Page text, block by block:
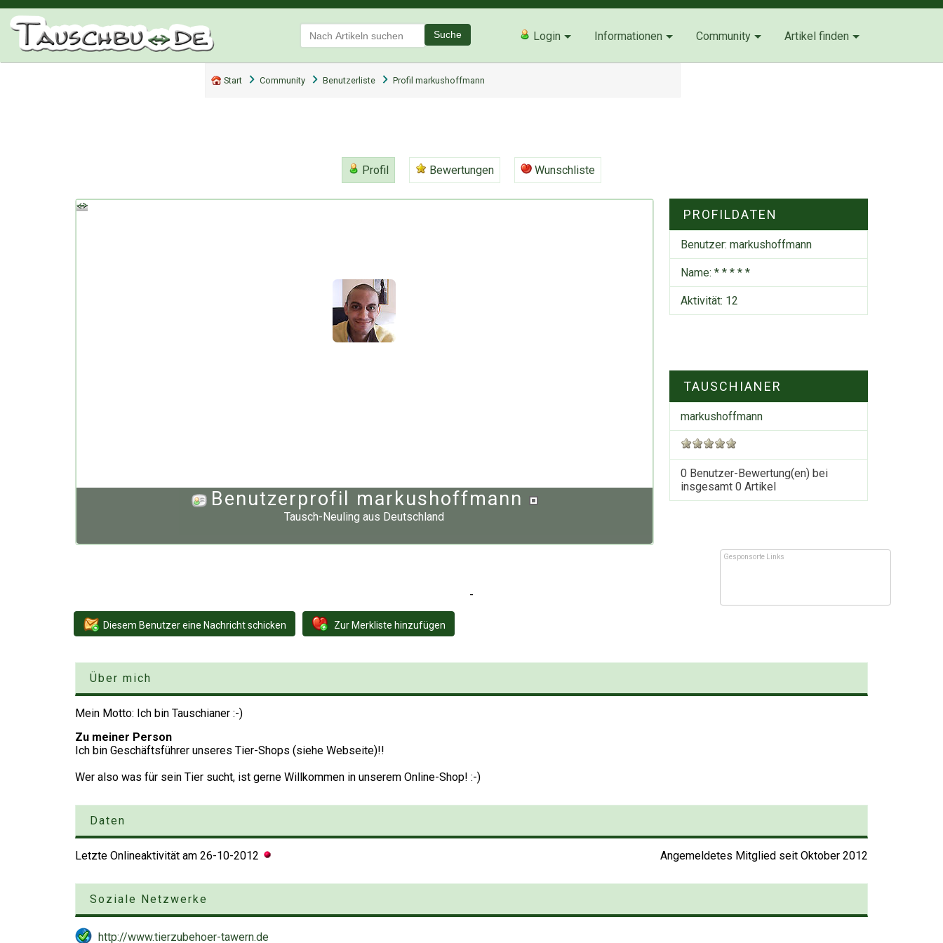
Suche Login Informationen Community Artikel finden
Start Community Benutzerliste Profil markushoffmann
Profil Bewertungen Wunschliste
Benutzerprofil markushoffmann
Tausch-Neuling aus Deutschland
PROFILDATEN
Benutzer:markushoffmann
Name: * * * * *
Aktivität: 12
TAUSCHIANER
markushoffmann
0 Benutzer-Bewertung(en) bei
insgesamt0 Artikel
Gesponsorte Links
-
Diesem Benutzer eine Nachricht schicken Zur Merkliste hinzufügen
Über mich
Mein Motto: Ich bin Tauschianer :-)
Zu meiner Person
Ich bin Geschäftsführer unseres Tier-Shops (siehe Webseite)!!
Wer also was für sein Tier sucht, ist gerne Willkommen in unserem Online-Shop! :-)
Daten
Angemeldetes Mitglied seit Oktober 2012
Letzte Onlineaktivität am 26-10-2012
Soziale Netzwerke
http://www.tierzubehoer-tawern.de